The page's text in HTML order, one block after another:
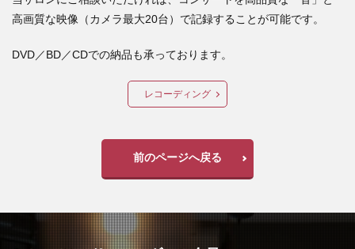
高画質な映像（カメラ最大20台）で記録することが可能です。
DVD／BD／CDでの納品も承っております。
レコーディング
前のページへ戻る